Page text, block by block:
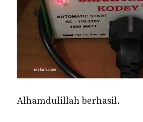
Alhamdulillah berhasil.